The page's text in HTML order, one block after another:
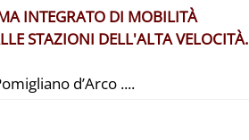
INTEGRATO DI MOBILITÀ
STAZIONI DELL'ALTA VELOCITÀ.
d’Arco ....